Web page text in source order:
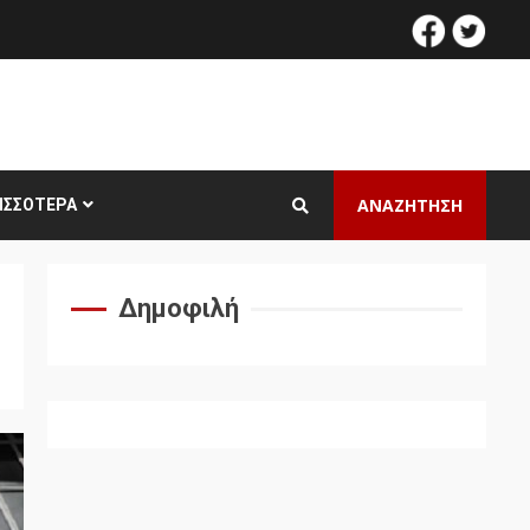
facebook
ΑΝΑΖΗΤΗΣΗ
Δημοφιλή